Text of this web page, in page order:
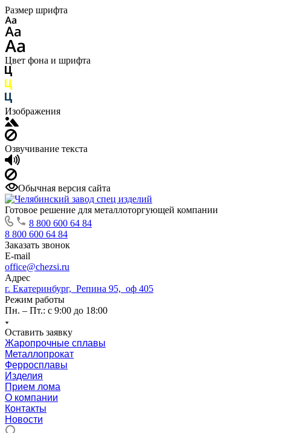
Размер шрифта
Цвет фона и шрифта
Изображения
Озвучивание текста
Обычная версия сайта
Готовое решение для металлоторгующей компании
8 800 600 64 84
8 800 600 64 84
Заказать звонок
E-mail
office@chezsi.ru
Адрес
г. Екатеринбург, Репина 95, оф 405
Режим работы
Пн. – Пт.: с 9:00 до 18:00
Оставить заявку
Жаропрочные сплавы
Металлопрокат
Ферросплавы
Изделия
Прием лома
О компании
Контакты
Новости